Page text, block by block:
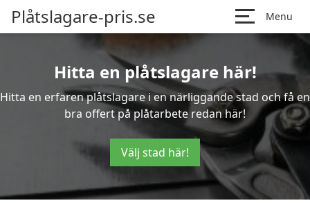
Plåtslagare-pris.se Menu
Hitta en plåtslagare här!
Hitta en erfaren plåtslagare i en närliggande stad och få en
bra offert på plåtarbete redan här!
Välj stad här!